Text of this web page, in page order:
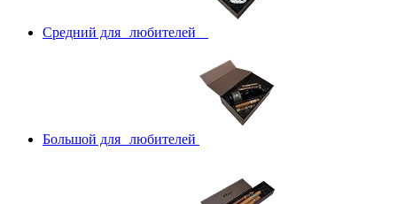
Средний для любителей
Большой для любителей